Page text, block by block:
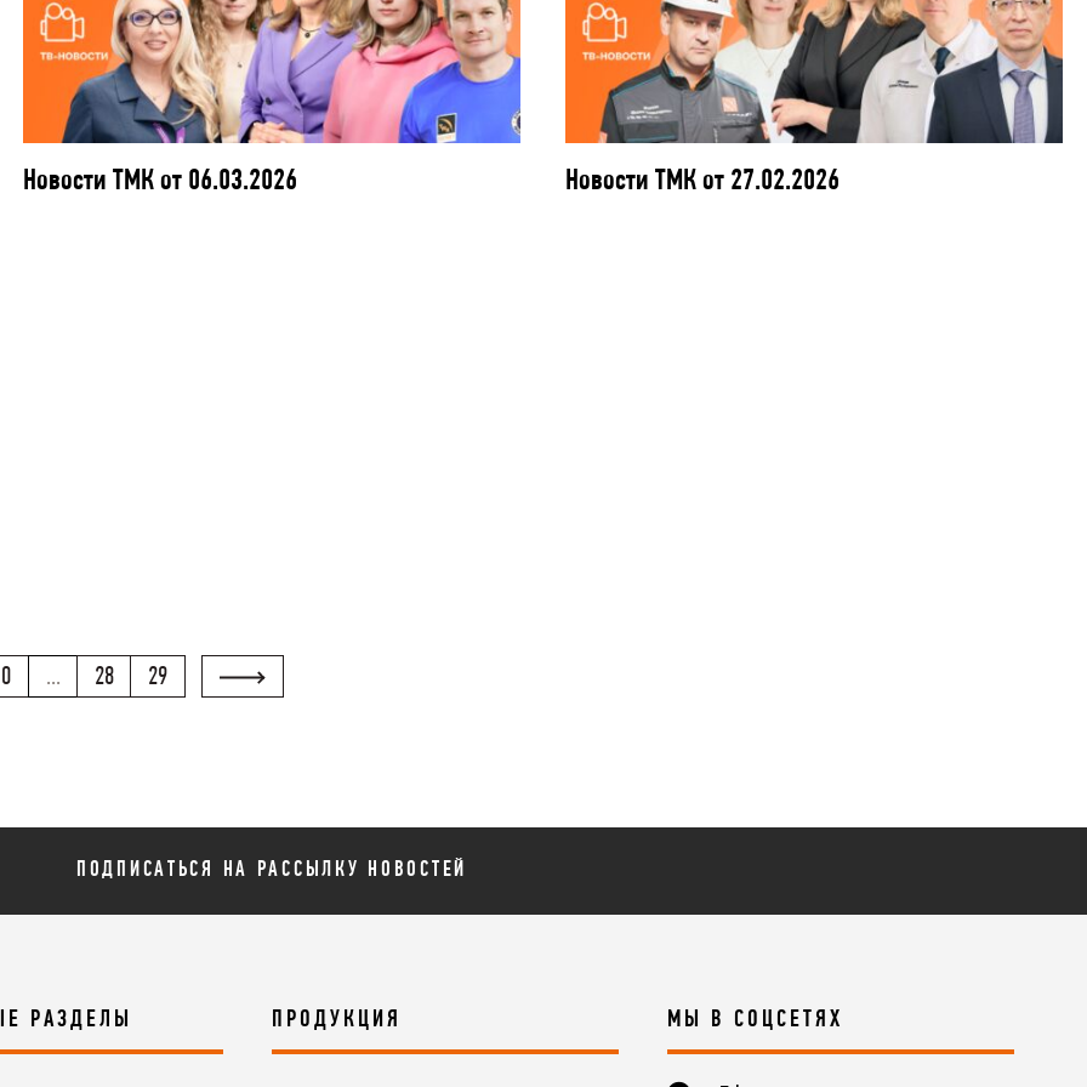
Новости ТМК от 06.03.2026 Новости ТМК от 27.02.2026
... 28 29
ПОДПИСАТЬСЯ НА РАССЫЛКУ НОВОСТЕЙ
РАЗДЕЛЫ ПРОДУКЦИЯ МЫ В СОЦСЕТЯХ